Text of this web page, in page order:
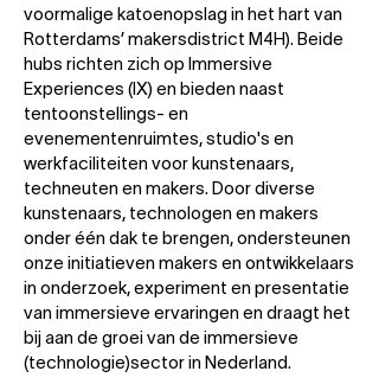
voormalige katoenopslag in het hart van
Rotterdams’ makersdistrict M4H). Beide
hubs richten zich op Immersive
Experiences (IX) en bieden naast
tentoonstellings- en
evenementenruimtes, studio's en
werkfaciliteiten voor kunstenaars,
techneuten en makers. Door diverse
kunstenaars, technologen en makers
onder één dak te brengen, ondersteunen
onze initiatieven makers en ontwikkelaars
in onderzoek, experiment en presentatie
van immersieve ervaringen en draagt het
bij aan de groei van de immersieve
(technologie)sector in Nederland.